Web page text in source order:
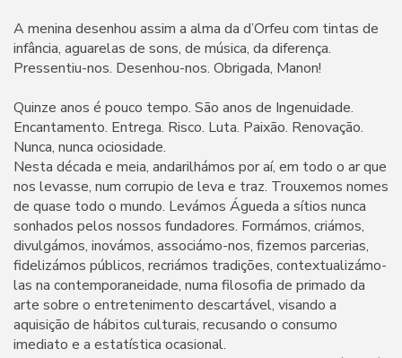
A menina desenhou assim a alma da d’Orfeu com tintas de
infância, aguarelas de sons, de música, da diferença.
Pressentiu-nos. Desenhou-nos. Obrigada, Manon!
Quinze anos é pouco tempo. São anos de Ingenuidade.
Encantamento. Entrega. Risco. Luta. Paixão. Renovação.
Nunca, nunca ociosidade.
Nesta década e meia, andarilhámos por aí, em todo o ar que
nos levasse, num corrupio de leva e traz. Trouxemos nomes
de quase todo o mundo. Levámos Águeda a sítios nunca
sonhados pelos nossos fundadores. Formámos, criámos,
divulgámos, inovámos, associámo-nos, fizemos parcerias,
fidelizámos públicos, recriámos tradições, contextualizámo-
las na contemporaneidade, numa filosofia de primado da
arte sobre o entretenimento descartável, visando a
aquisição de hábitos culturais, recusando o consumo
imediato e a estatística ocasional.